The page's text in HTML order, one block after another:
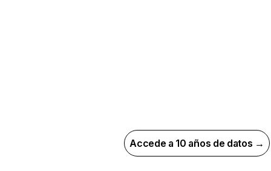
Accede a 10 años de datos →